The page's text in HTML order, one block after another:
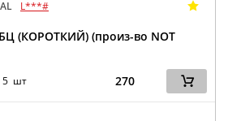
L***#
(КОРОТКИЙ) (произ-во NOT
5 шт 270